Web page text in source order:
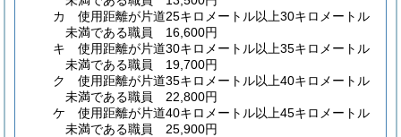
カ
使用距離が片道25キロメートル以上30キロメートル
未満である職員 16,600円
キ
使用距離が片道30キロメートル以上35キロメートル
未満である職員 19,700円
ク
使用距離が片道35キロメートル以上40キロメートル
未満である職員 22,800円
ケ
使用距離が片道40キロメートル以上45キロメートル
未満である職員 25,900円